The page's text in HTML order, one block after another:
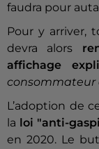
faudra pour
Pour y arriver,
devra alors
affichage
consommateur
L’adoption de
la loi "anti-
en 2020. Le